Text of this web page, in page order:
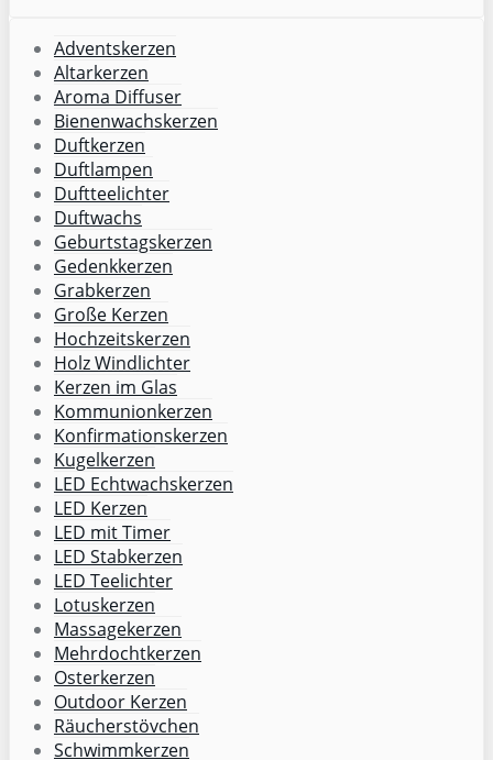
Adventskerzen
Altarkerzen
Aroma Diffuser
Bienenwachskerzen
Duftkerzen
Duftlampen
Duftteelichter
Duftwachs
Geburtstagskerzen
Gedenkkerzen
Grabkerzen
Große Kerzen
Hochzeitskerzen
Holz Windlichter
Kerzen im Glas
Kommunionkerzen
Konfirmationskerzen
Kugelkerzen
LED Echtwachskerzen
LED Kerzen
LED mit Timer
LED Stabkerzen
LED Teelichter
Lotuskerzen
Massagekerzen
Mehrdochtkerzen
Osterkerzen
Outdoor Kerzen
Räucherstövchen
Schwimmkerzen